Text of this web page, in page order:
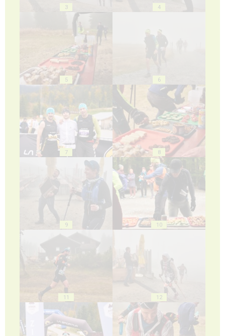
3 4
5 6
7 8
9 10
11 12